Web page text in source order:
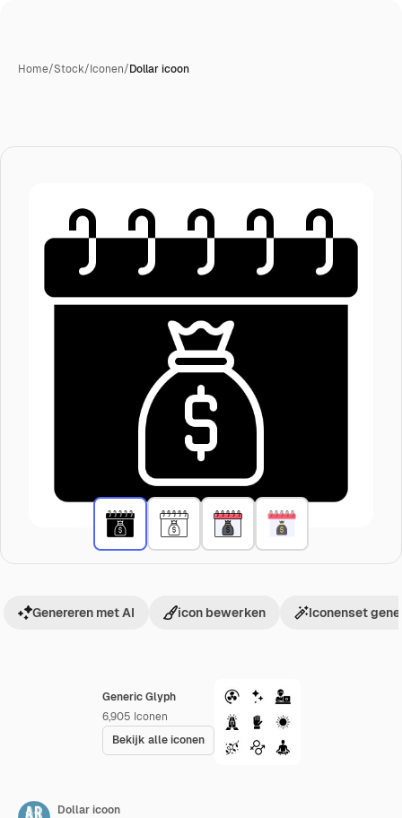
Home/Stock/Iconen/Dollar icoon
Generic Glyph
6,905 Iconen
Bekijk alle iconen
Genereren met AI icon bewerken Iconenset
Dollar icoon